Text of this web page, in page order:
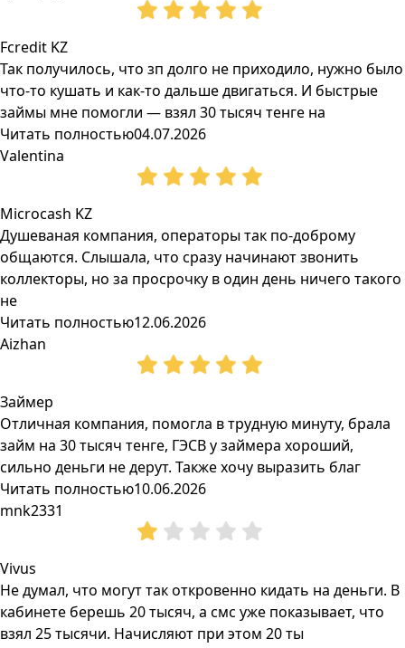
Fcredit KZ
Так получилось, что зп долго не приходило, нужно было
что-то кушать и как-то дальше двигаться. И быстрые
займы мне помогли — взял 30 тысяч тенге на
Читать полностью04.07.2026
Valentina
Microcash KZ
Душеваная компания, операторы так по-доброму
общаются. Слышала, что сразу начинают звонить
коллекторы, но за просрочку в один день ничего такого
не
Читать полностью12.06.2026
Aizhan
Займер
Отличная компания, помогла в трудную минуту, брала
займ на 30 тысяч тенге, ГЭСВ у займера хороший,
сильно деньги не дерут. Также хочу выразить благ
Читать полностью10.06.2026
mnk2331
Vivus
Не думал, что могут так откровенно кидать на деньги. В
кабинете берешь 20 тысяч, а смс уже показывает, что
взял 25 тысячи. Начисляют при этом 20 ты